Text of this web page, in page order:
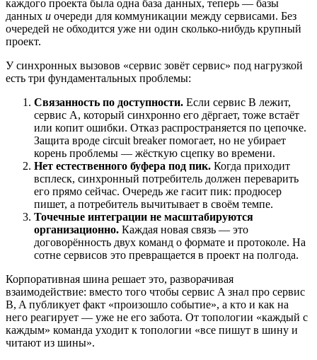
каждого проекта была одна база данных, теперь — базы
данных и очереди для коммуникации между сервисами. Без
очередей не обходится уже ни один сколько-нибудь крупный
проект.
У синхронных вызовов «сервис зовёт сервис» под нагрузкой
есть три фундаментальных проблемы:
Связанность по доступности. Если сервис B лежит,
сервис A, который синхронно его дёргает, тоже встаёт
или копит ошибки. Отказ распространяется по цепочке.
Защита вроде circuit breaker помогает, но не убирает
корень проблемы — жёсткую сцепку во времени.
Нет естественного буфера под пик. Когда приходит
всплеск, синхронный потребитель должен переварить
его прямо сейчас. Очередь же гасит пик: продюсер
пишет, а потребитель вычитывает в своём темпе.
Точечные интеграции не масштабируются
организационно. Каждая новая связь — это
договорённость двух команд о формате и протоколе. На
сотне сервисов это превращается в проект на полгода.
Корпоративная шина решает это, разворачивая
взаимодействие: вместо того чтобы сервис A знал про сервис
B, A публикует факт «произошло событие», а кто и как на
него реагирует — уже не его забота. От топологии «каждый с
каждым» команда уходит к топологии «все пишут в шину и
читают из шины».